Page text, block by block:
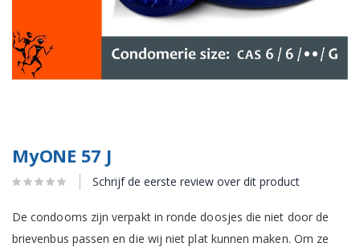
MyONE 57 J
Schrijf de eerste review over dit product
De condooms zijn verpakt in ronde doosjes die niet door de
brievenbus passen en die wij niet plat kunnen maken. Om ze